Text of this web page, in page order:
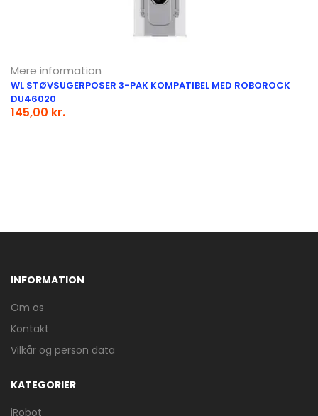
Mere information
WL STØVSUGERPOSER 3-PAK KOMPATIBEL MED ROBOROCK
DU46020
145,00 kr.
INFORMATION
Om os
Kontakt
Vilkår og person data
KATEGORIER
iRobot